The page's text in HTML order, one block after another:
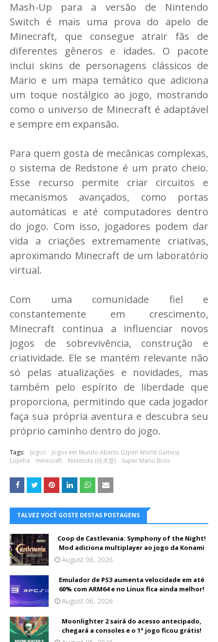
Mash-Up para a versão de Nintendo
Switch é mais uma prova do apelo de
Minecraft, que consegue atrair fãs de
diferentes gêneros e idades. O pacote
inclui skins de personagens clássicos de
Mario e um mapa temático que adiciona
um toque nostálgico ao jogo, mostrando
como o universo de Minecraft é adaptável
e sempre em expansão.
Para quem gosta de mecânicas complexas,
o sistema de Redstone é um prato cheio.
Esse recurso permite criar circuitos e
mecanismos avançados, como portas
automáticas e até computadores dentro
do jogo. Com isso, jogadores podem dar
vida a criações extremamente criativas,
aproximando Minecraft de um laboratório
virtual.
Com uma comunidade fiel e
constantemente em crescimento,
Minecraft continua a influenciar novos
jogos de sobrevivência, construção e
criatividade. Ele se mantém relevante não
só pelas atualizações e novidades, mas
também pelo espírito de liberdade que
proporciona, permitindo que cada jogador
faça sua própria aventura e descubra seu
próprio caminho dentro do jogo.
Tags: Jogos
Jogos em Mundo Aberto (Open World Games)
Lojinha
minecraft Nintendo (任天堂) Super Mario Bros
TALVEZ VOCÊ GOSTE DESTAS POSTAGENS
Coop de Castlevania: Symphony of the Night!
Mod adiciona multiplayer ao jogo da Konami
August 06, 2026
Emulador de PS3 aumenta velocidade em até
60% com ARM64 e no Linux fica ainda melhor!
August 06, 2026
Moonlighter 2 sairá do acesso antecipado,
chegará a consoles e o 1º jogo ficou grátis!